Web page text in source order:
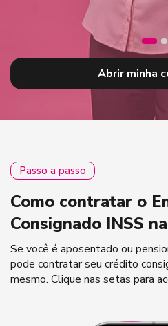
Abrir minha
Passo a passo
Como contratar o
Consignado INSS
Se você é aposentado ou
pode contratar seu crédito
mesmo. Clique nas setas para